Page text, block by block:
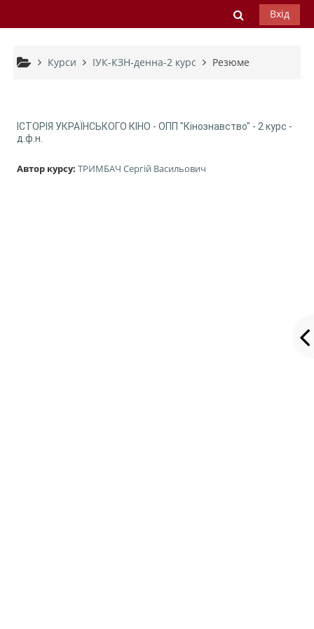
Вхід
Курси ІУК-КЗН-денна-2 курс Резюме
ІСТОРІЯ УКРАЇНСЬКОГО КІНО - ОПП "Кінознавство" - 2 курс -
д.ф.н.
Автор курсу:ТРИМБАЧ Сергій Васильович